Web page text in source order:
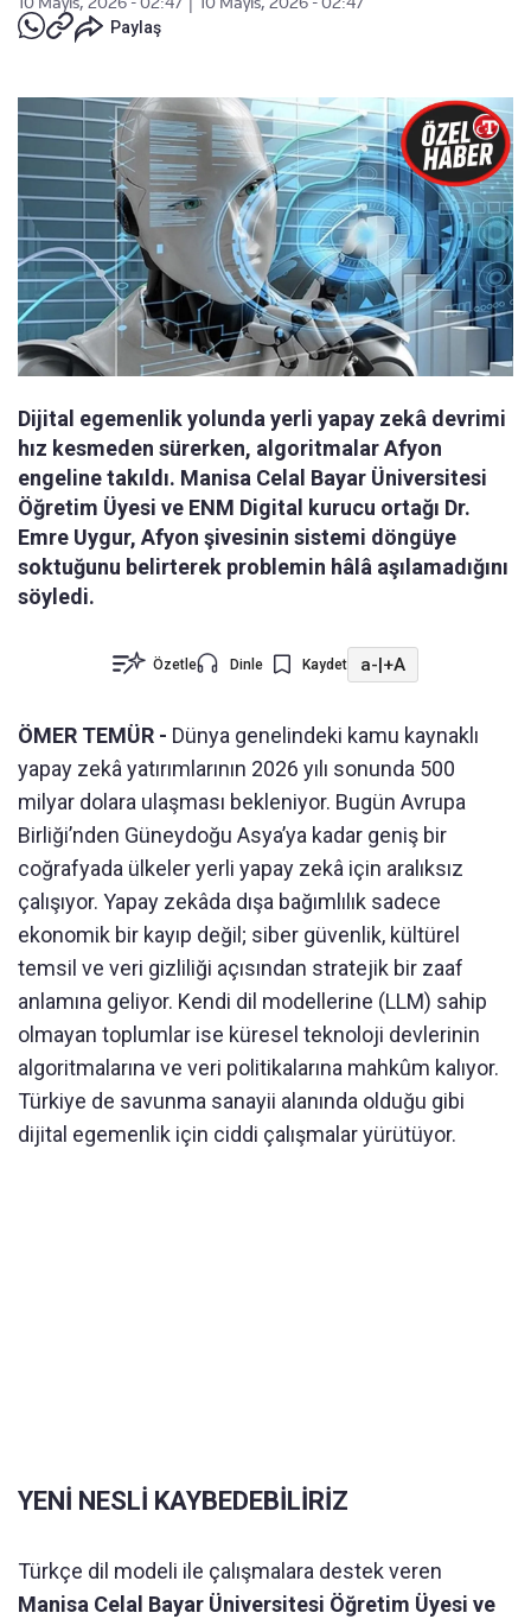
Paylaş
Dijital egemenlik yolunda yerli yapay zekâ devrimi
hız kesmeden sürerken, algoritmalar Afyon
engeline takıldı. Manisa Celal Bayar Üniversitesi
Öğretim Üyesi ve ENM Digital kurucu ortağı Dr.
Emre Uygur, Afyon şivesinin sistemi döngüye
soktuğunu belirterek problemin hâlâ aşılamadığını
söyledi.
Özetle Dinle Kaydet a-|+A
ÖMER TEMÜR - Dünya genelindeki kamu kaynaklı
yapay zekâ yatırımlarının 2026 yılı sonunda 500
milyar dolara ulaşması bekleniyor. Bugün Avrupa
Birliği’nden Güneydoğu Asya’ya kadar geniş bir
coğrafyada ülkeler yerli yapay zekâ için aralıksız
çalışıyor. Yapay zekâda dışa bağımlılık sadece
ekonomik bir kayıp değil; siber güvenlik, kültürel
temsil ve veri gizliliği açısından stratejik bir zaaf
anlamına geliyor. Kendi dil modellerine (LLM) sahip
olmayan toplumlar ise küresel teknoloji devlerinin
algoritmalarına ve veri politikalarına mahkûm kalıyor.
Türkiye de savunma sanayii alanında olduğu gibi
dijital egemenlik için ciddi çalışmalar yürütüyor.
YENİ NESLİ KAYBEDEBİLİRİZ
Türkçe dil modeli ile çalışmalara destek veren
Manisa Celal Bayar Üniversitesi Öğretim Üyesi ve